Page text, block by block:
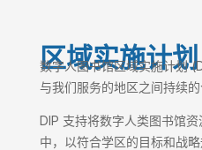
区域实施计划
数字人图书馆区域实施计划
与我们服务的地区之间持续
DIP 支持将数字人类图书馆
中，以符合学区的目标和战